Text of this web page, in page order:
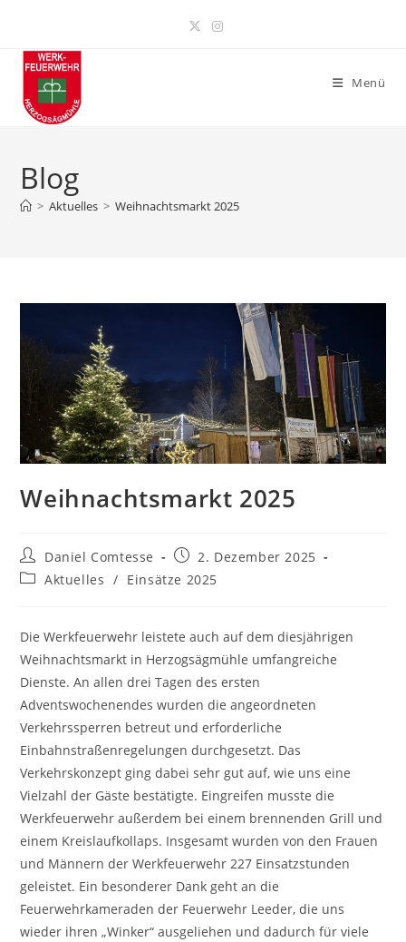
springen
Menü
Blog
> Aktuelles > Weihnachtsmarkt 2025
Weihnachtsmarkt 2025
Beitrags-
Autor:
Daniel Comtesse
Beitrag
veröffentlicht:
2. Dezember 2025
Beitrags-
Aktuelles / Einsätze 2025
Die Werkfeuerwehr leistete auch auf dem diesjährigen
Weihnachtsmarkt in Herzogsägmühle umfangreiche
Dienste. An allen drei Tagen des ersten
Adventswochenendes wurden die angeordneten
Verkehrssperren betreut und erforderliche
Einbahnstraßenregelungen durchgesetzt. Das
Verkehrskonzept ging dabei sehr gut auf, wie uns eine
Vielzahl der Gäste bestätigte. Eingreifen musste die
Werkfeuerwehr außerdem bei einem brennenden Grill und
einem Kreislaufkollaps. Insgesamt wurden von den Frauen
und Männern der Werkfeuerwehr 227 Einsatzstunden
geleistet. Ein besonderer Dank geht an die
Feuerwehrkameraden der Feuerwehr Leeder, die uns
wieder ihren „Winker“ ausgeliehen und dadurch für viele